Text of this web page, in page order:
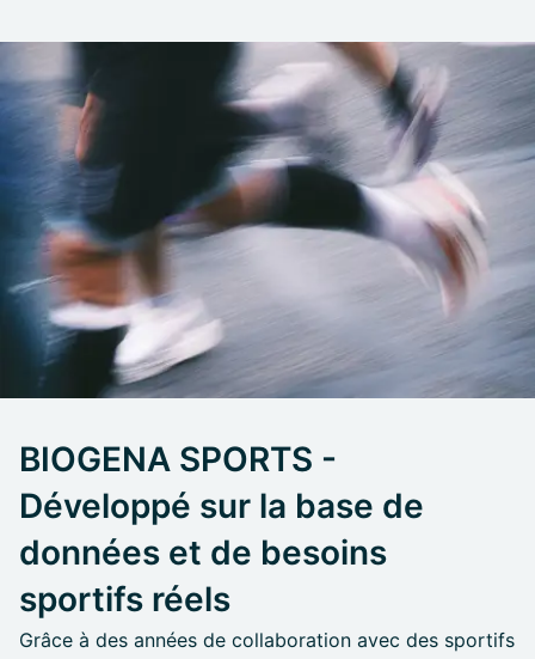
BIOGENA SPORTS -
Développé sur la base de
données et de besoins
sportifs réels
Grâce à des années de collaboration avec des sportifs